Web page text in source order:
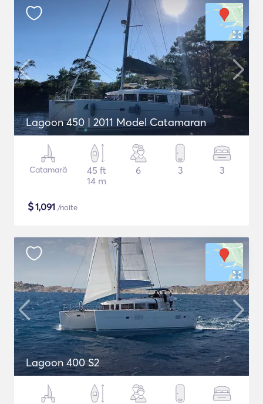
Lagoon 450 | 2011 Model Catamaran
Catamarã
45 ft
14 m
6 3 3
$1,091 /noite
Lagoon 400 S2